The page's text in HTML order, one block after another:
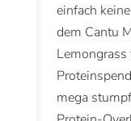
einfach
dem Cantu
mega